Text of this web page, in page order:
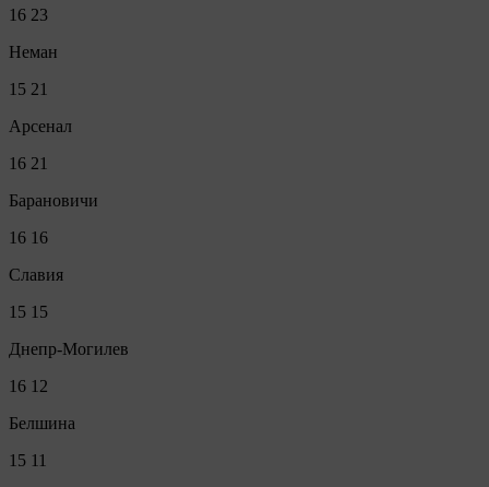
16 23
Неман
15 21
Арсенал
16 21
Барановичи
16 16
Славия
15 15
Днепр-Могилев
16 12
Белшина
15 11